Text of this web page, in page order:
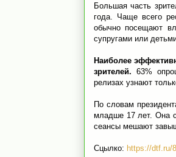
Большая часть
года. Чаще всего
обычно посещают
супругами или
Наиболее
зрителей. 63%
релизах узнают
По словам
младше 17 лет. Она
сеансы мешают
Сцылко: https://dtf.ru/